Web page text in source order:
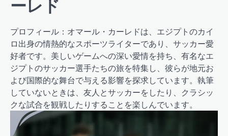
ーレド
プロフィール：オマール・カーレドは、エジプトのカイ
ロ出身の情熱的なスポーツライターであり、サッカー愛
好者です。美しいゲームへの深い愛情を持ち、有名なエ
ジプトのサッカー選手たちの旅を特集し、彼らが地元お
よび国際的な舞台で与える影響を探求しています。執筆
していないときは、友人とサッカーをしたり、クラシッ
クな試合を観戦したりすることを楽しんでいます。